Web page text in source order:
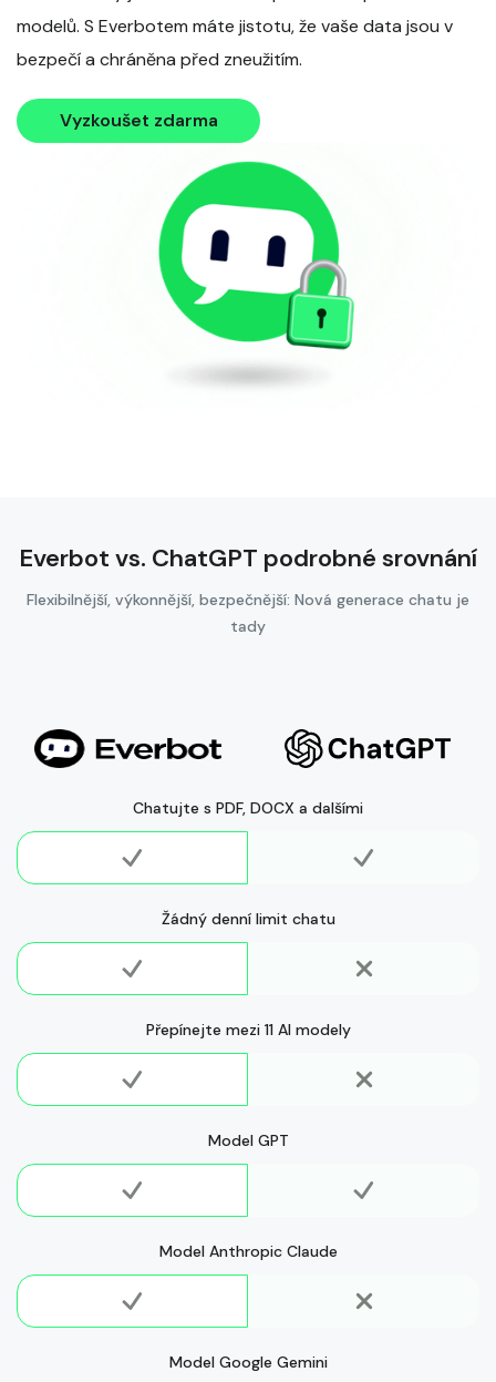
modelů. S Everbotem máte jistotu, že vaše data jsou v
bezpečí a chráněna před zneužitím.
Vyzkoušet zdarma
Everbot vs. ChatGPT podrobné srovnání
Flexibilnější, výkonnější, bezpečnější: Nová generace chatu je
tady
Chatujte s PDF, DOCX a dalšími
Žádný denní limit chatu
Přepínejte mezi 11 AI modely
Model GPT
Model Anthropic Claude
Model Google Gemini